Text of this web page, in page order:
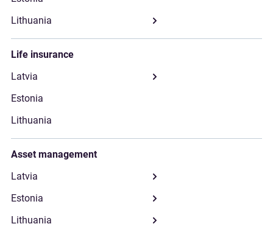
Life insurance
Asset management